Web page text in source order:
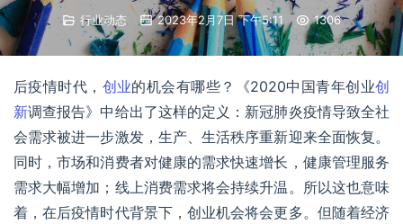
行业动态 2023年2月7日 下午5:11 1306
后疫情时代， 创业的机会有哪些？《2020中国青年创业创
新调查报告》中给出了这样的定义：新冠肺炎疫情导致全社
会需求被进一步激发，生产、生活秩序重新迎来全面恢复。
同时，市场和消费者对健康的需求快速增长，健康管理服务
需求大幅增加；线上消费需求将会持续升温。所以这也意味
着，在后疫情时代背景下，创业机会将会更多。但随着经济